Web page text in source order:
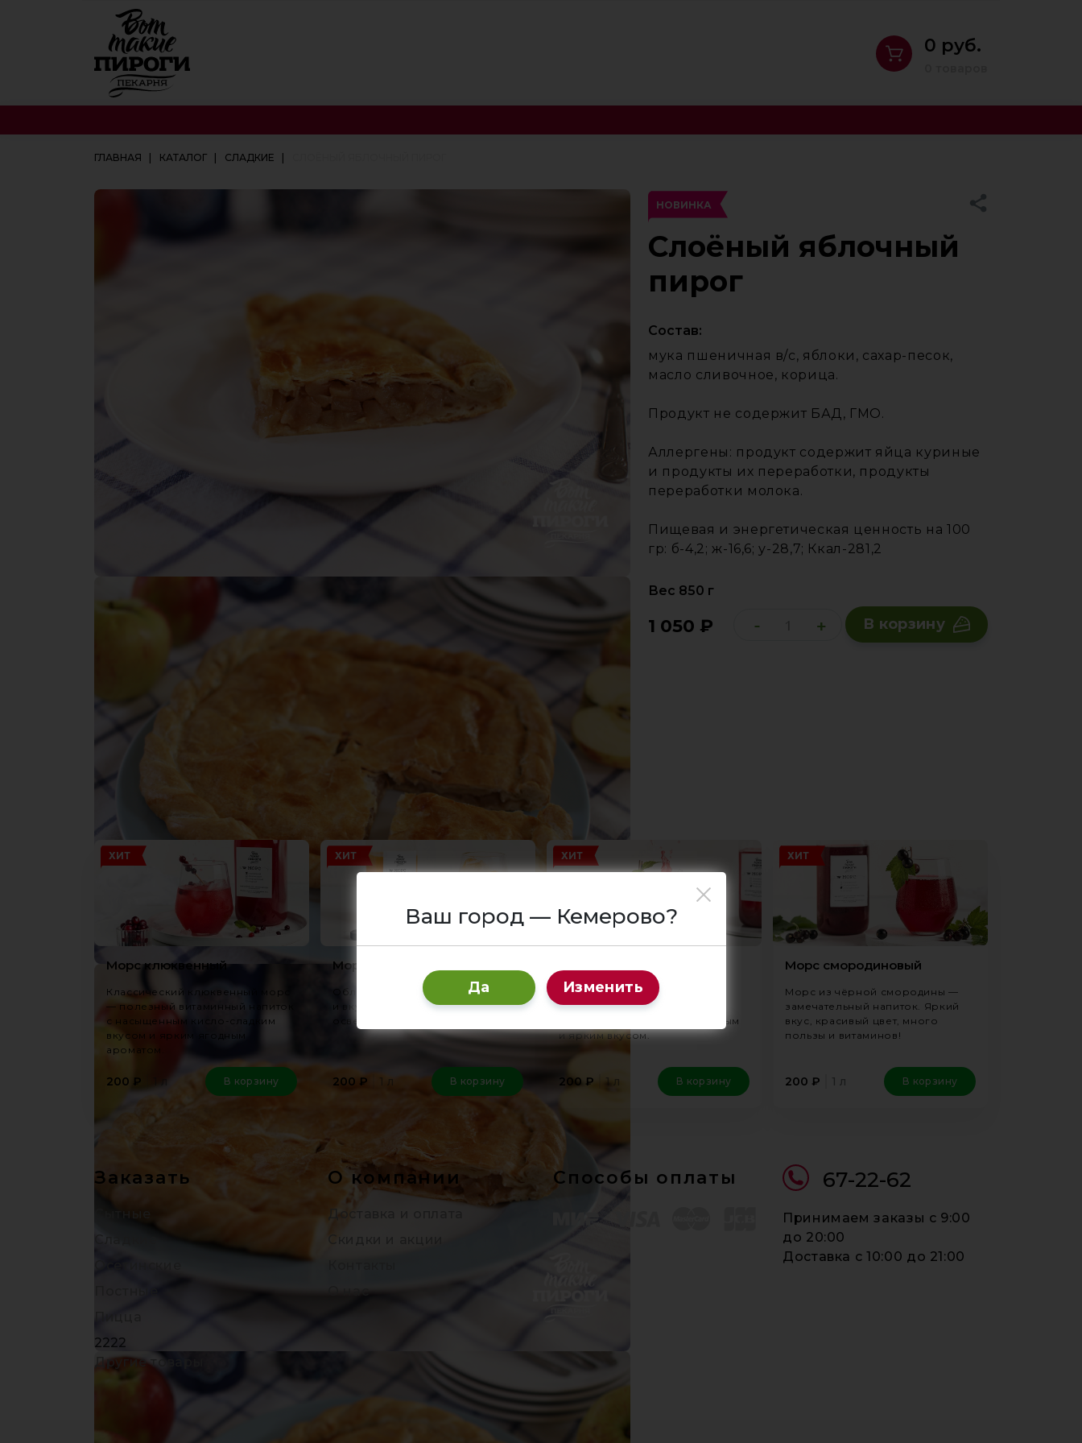
0 руб.
ГЛАВНАЯ КАТАЛОГ СЛАДКИЕ
НОВИНКА
Слоёный яблочный
пирог
Состав:
мука пшеничная в/с, яблоки, сахар-песок,
масло сливочное, корица.
Продукт не содержит БАД, ГМО.
Аллергены: продукт содержит яйца куриные
и продукты их переработки, продукты
переработки молока.
Пищевая и энергетическая ценность на 100
гр: б-4,2; ж-16,6; у-28,7; Ккал-281,2
Вес 850 г
1 050 ₽ - + В корзину
Не забудьте заказать
ХИТ
Морс клюквенный
Классический клюквенный морс
— полезный витаминный напиток
с насыщенным кисло-сладким
вкусом и ярким ягодным
ароматом.
200 ₽ В корзину
ХИТ
Морс облепиховый
Облепиховый морс — полезный
и вкусный напиток! Обладает
освежающим и ярким вкусом.
200 ₽ В корзину
ХИТ
Ароматный морс из ягод —
полезный и очень вкусный
напиток. Обладает насыщенным
и ярким вкусом.
200 ₽ 1 л В корзину
ХИТ
Морс смородиновый
Морс из чёрной смородины —
замечательный напиток. Яркий
вкус, красивый цвет, много
пользы и витаминов!
200 ₽ 1 л В корзину
67-22-62
Принимаем заказы c 9:00
до 20:00
Доставка c 10:00 до 21:00
Заказать
2222
Другие товары
О компании
О нас
Способы оплаты
Ваш город — Кемерово?
Да Изменить